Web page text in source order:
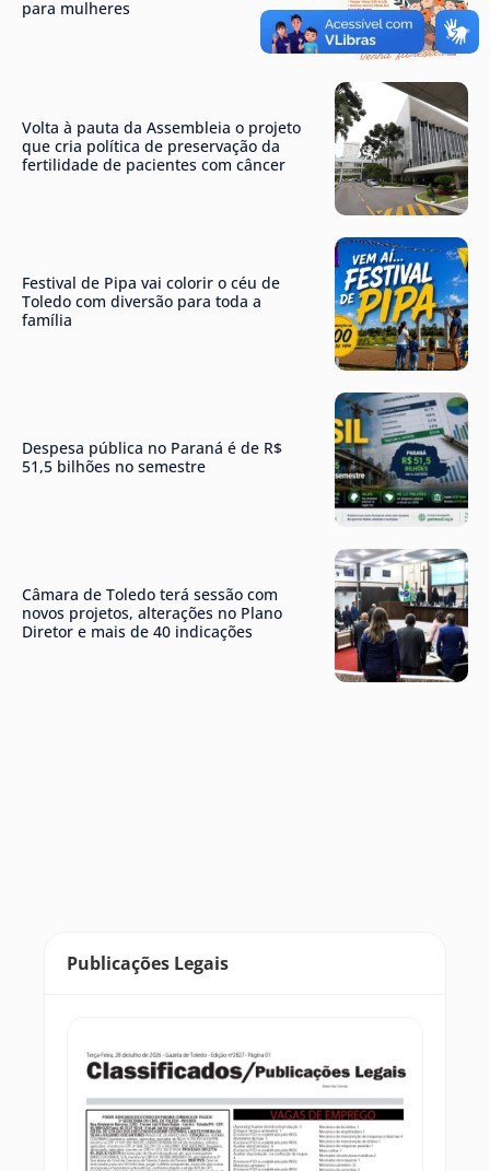
para mulheres
Volta à pauta da Assembleia o projeto
que cria política de preservação da
fertilidade de pacientes com câncer
Festival de Pipa vai colorir o céu de
Toledo com diversão para toda a
família
Despesa pública no Paraná é de R$
51,5 bilhões no semestre
Câmara de Toledo terá sessão com
novos projetos, alterações no Plano
Diretor e mais de 40 indicações
Publicações Legais